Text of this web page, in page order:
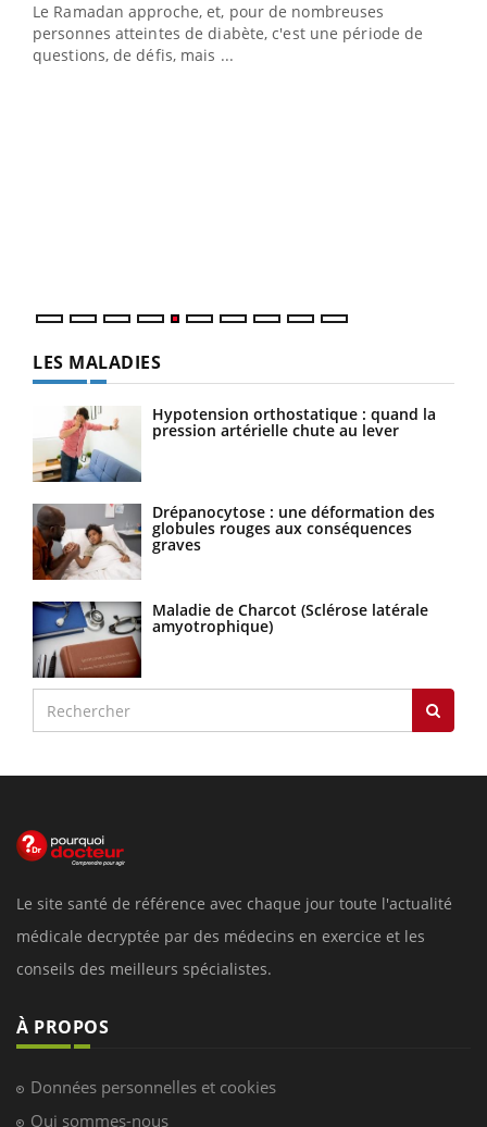
Le Ramadan approche, et, pour de nombreuses
personnes atteintes de diabète, c'est une période de
questions, de défis, mais ...
LES MALADIES
Hypotension orthostatique : quand la
pression artérielle chute au lever
Drépanocytose : une déformation des
globules rouges aux conséquences
graves
Maladie de Charcot (Sclérose latérale
amyotrophique)
Le site santé de référence avec chaque jour toute l'actualité
médicale decryptée par des médecins en exercice et les
conseils des meilleurs spécialistes.
À PROPOS
Données personnelles et cookies
Qui sommes-nous